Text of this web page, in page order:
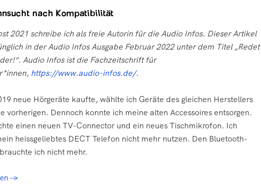
nach Kompatibilität
2021 schreibe ich als freie Autorin für die Audio Infos. Dieser Artikel
in der Audio Infos Ausgabe Februar 2022 unter dem Titel „Redet
Audio Infos ist die Fachzeitschrift für
https://www.audio-infos.de/.
neue Hörgeräte kaufte, wählte ich Geräte des gleichen Herstellers
vorherigen. Dennoch konnte ich meine alten Accessoires entsorgen.
einen neuen TV-Connector und ein neues Tischmikrofon. Ich
heissgeliebtes DECT Telefon nicht mehr nutzen. Den Bluetooth-
ich nicht mehr.
→